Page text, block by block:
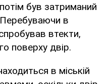
був затриманий
Перебуваючи в
спробував втекти,
поверху двір.
в міській